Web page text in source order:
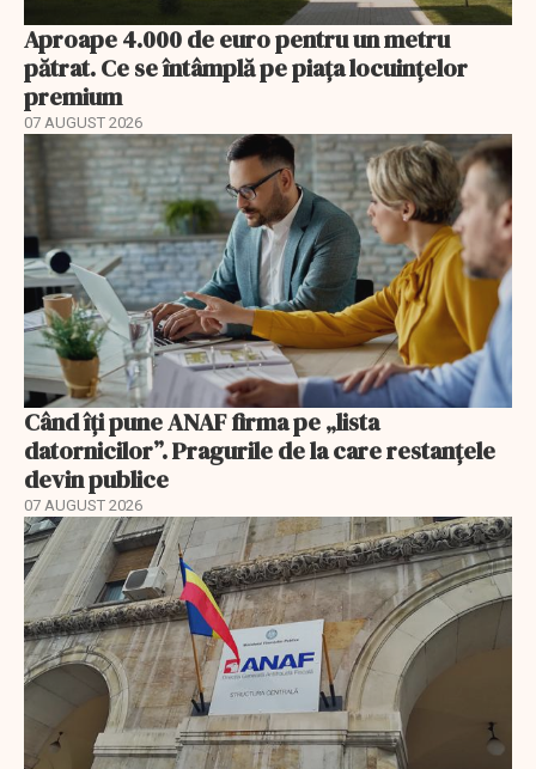
Aproape 4.000 de euro pentru un metru
pătrat. Ce se întâmplă pe piața locuințelor
premium
07 AUGUST 2026
Când îți pune ANAF firma pe „lista
datornicilor”. Pragurile de la care restanțele
devin publice
07 AUGUST 2026